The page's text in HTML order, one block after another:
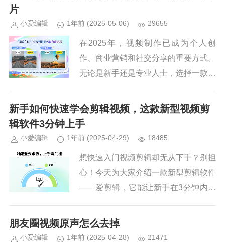
片
小爱编辑 1年前 (2025-05-06) 29655
在2025年，视频制作已成为个人创
作、商业营销和社交分享的重要方式。
无论是新手还是专业人士，选择一款合
025年最受欢迎的视频制作软件，分析
它们的优缺点，并帮助你找到最...
新手如何快速学会剪辑视频，这款新型视频剪
辑软件3分钟上手
小爱编辑 1年前 (2025-04-29) 18485
想快速入门视频剪辑却无从下手？别担
心！今天为大家介绍一款新型剪辑软件
——爱剪辑，它能让新手在3分钟内轻
剪辑-惊人实力，影熠生辉！爱剪辑作
为新一代知名剪辑产品，打破了...
朋友圈视频原声怎么去掉
小爱编辑 1年前 (2025-04-28) 21471